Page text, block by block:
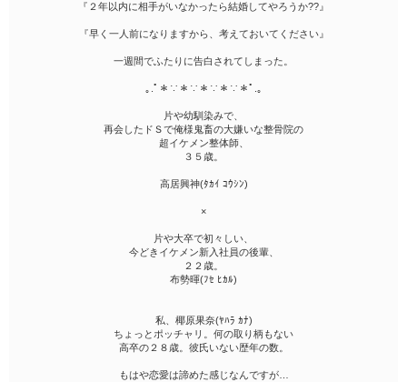
『２年以内に相手がいなかったら結婚してやろうか??』
『早く一人前になりますから、考えておいてください』
一週間でふたりに告白されてしまった。
｡.ﾟ＊∵＊∵＊∵＊∵＊ﾟ.｡
片や幼馴染みで、
再会したドＳで俺様鬼畜の大嫌いな整骨院の
超イケメン整体師、
３５歳。
高居興神(ﾀｶｲ ｺｳｼﾝ)
×
片や大卒で初々しい、
今どきイケメン新入社員の後輩、
２２歳。
布勢暉(ﾌｾ ﾋｶﾙ)
私、椰原果奈(ﾔﾊﾗ ｶﾅ)
ちょっとポッチャリ。何の取り柄もない
高卒の２８歳。彼氏いない歴年の数。
もはや恋愛は諦めた感じなんですが…